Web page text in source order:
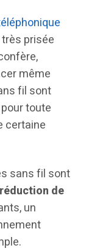
prisée
même
fil sont
toute
certaine
sans fil sont
de
un